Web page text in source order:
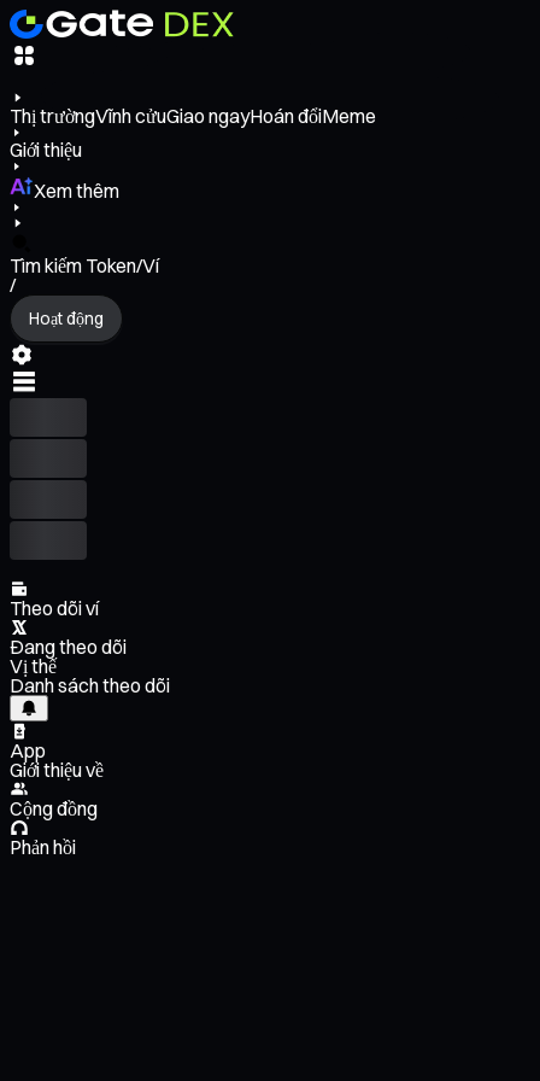
Thị trườngVĩnh cửuGiao ngayHoán đổiMeme
Giới thiệu
Xem thêm
Tìm kiếm Token/Ví
/
Hoạt động
Theo dõi ví
Đang theo dõi
Vị thế
Danh sách theo dõi
App
Giới thiệu về
Cộng đồng
Phản hồi